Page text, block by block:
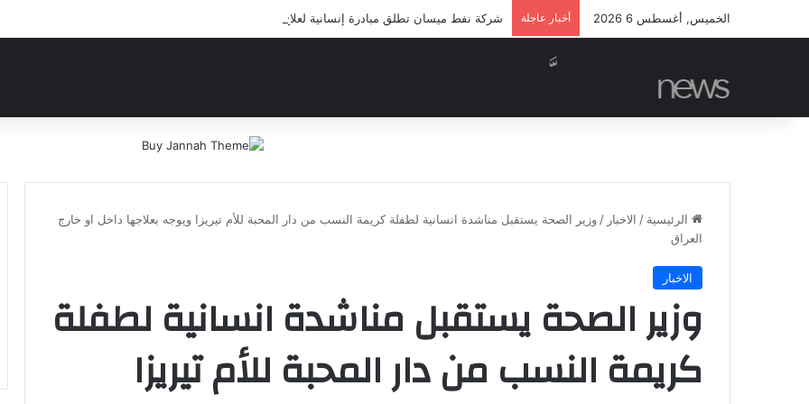
الخميس, أغسطس 6 2026 أخبار عاجلة شركة نفط ميسان تطلق مبادرة إنسانية لعلاج أيتام مدرسة كافل اليتيم
الرئيسية / الاخبار / وزير الصحة يستقبل مناشدة انسانية لطفلة كريمة النسب من دار المحبة للأم تيريزا ويوجه بعلاجها داخل او خارج
العراق
الاخبار
وزير الصحة يستقبل مناشدة انسانية لطفلة
كريمة النسب من دار المحبة للأم تيريزا